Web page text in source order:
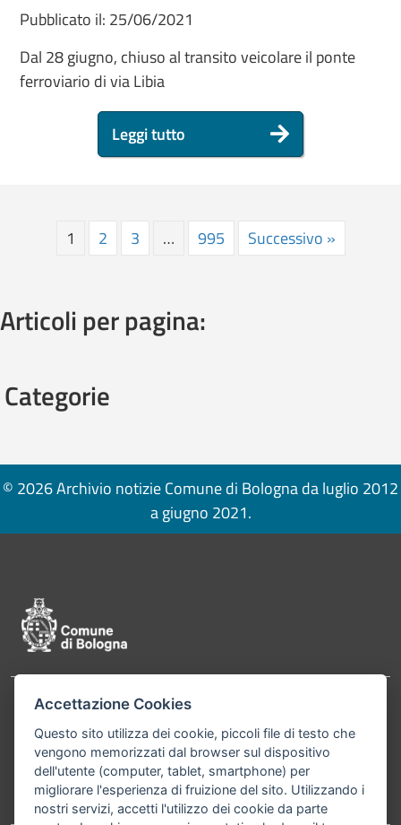
Pubblicato il: 25/06/2021
Dal 28 giugno, chiuso al transito veicolare il ponte
ferroviario di via Libia
Leggi tutto
1 2 3 … 995 Successivo »
Articoli per pagina:
Categorie
© 2026 Archivio notizie Comune di Bologna da luglio 2012
a giugno 2021.
Contatti
Bologna P.Iva 01232710374 Cod. IBAN: IT 88 R
02008 02435 000020067156
Telefono:051203040
Accettazione Cookies
Questo sito utilizza dei cookie, piccoli file di testo che
vengono memorizzati dal browser sul dispositivo
dell'utente (computer, tablet, smartphone) per
migliorare l'esperienza di fruizione del sito. Utilizzando i
nostri servizi, accetti l'utilizzo dei cookie da parte